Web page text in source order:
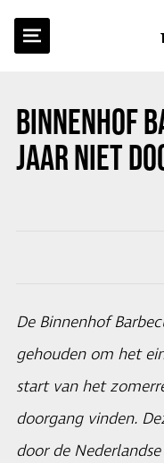
BINNENHOF
JAAR NIET
TERUG NAAR
De Binnenhof
gehouden om het
start van het
doorgang vinden.
door de